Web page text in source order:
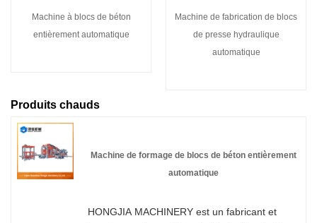
Machine à blocs de béton
entièrement automatique
Machine de fabrication de blocs
de presse hydraulique
automatique
Produits chauds
Machine de formage de blocs de béton entièrement
automatique
HONGJIA MACHINERY est un fabricant et